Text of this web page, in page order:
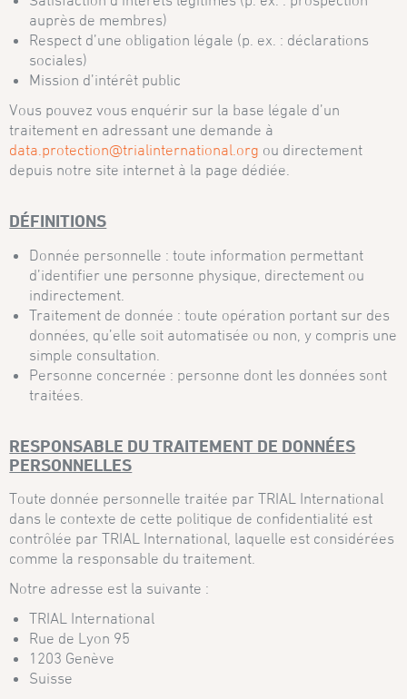
auprès de membres)
Respect d’une obligation légale (p. ex. : déclarations
sociales)
Mission d’intérêt public
Vous pouvez vous enquérir sur la base légale d’un
traitement en adressant une demande à
data.protection@trialinternational.org ou directement
depuis notre site internet à la page dédiée.
DÉFINITIONS
Donnée personnelle : toute information permettant
d’identifier une personne physique, directement ou
indirectement.
Traitement de donnée : toute opération portant sur des
données, qu’elle soit automatisée ou non, y compris une
simple consultation.
Personne concernée : personne dont les données sont
traitées.
RESPONSABLE DU TRAITEMENT DE DONNÉES
PERSONNELLES
Toute donnée personnelle traitée par TRIAL International
dans le contexte de cette politique de confidentialité est
contrôlée par TRIAL International, laquelle est considérées
comme la responsable du traitement.
Notre adresse est la suivante :
TRIAL International
Rue de Lyon 95
1203 Genève
Suisse